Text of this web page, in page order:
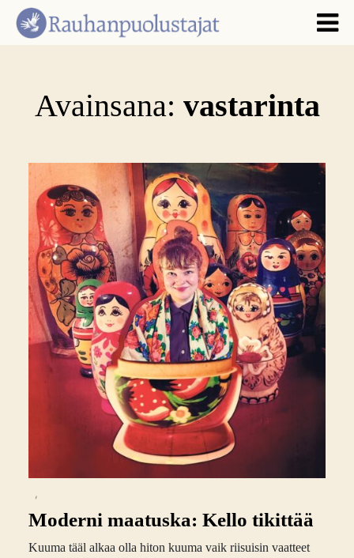
Avainsana: vastarinta
Moderni maatuska: Kello tikittää
Kuuma tääl alkaa olla hiton kuuma vaik riisuisin vaatteet